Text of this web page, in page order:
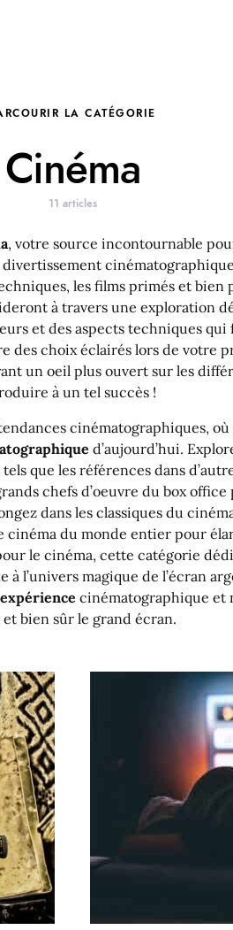
LA CATÉGORIE
Cinéma
11 articles
, votre source incontournable
les films primés et bien
à travers une exploration
et des aspects techniques qui
des choix éclairés lors de votre
un oeil plus ouvert sur les
à un tel succès !
cinématographiques,
d’aujourd’hui.
que les références dans
chefs d’oeuvre du box
dans les classiques du
cinéma du monde entier pour
le cinéma, cette catégorie
l’univers magique de l’écran
cinématographique et
bien sûr le grand écran.